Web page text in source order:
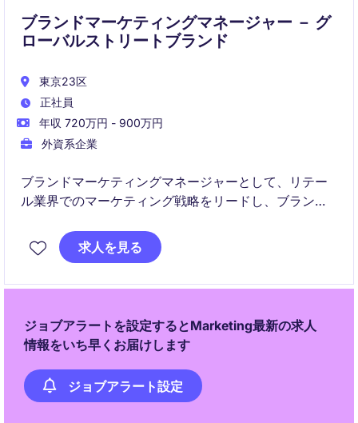
ブランドマーケティングマネージャー － グ
ローバルストリートブランド
東京23区
正社員
年収 720万円 - 900万円
外資系企業
ブランドマーケティングマネージャーとして、リテー
ル業界でのマーケティング戦略をリードし、ブランド
す。東京を拠点に、効果的なマーケティングキャンペ
ーンの企画・実行を担当します。
求人を見る
ジョブアラートを設定するとMarketing最新の求人
情報をいち早くお届けします
ジョブアラート設定